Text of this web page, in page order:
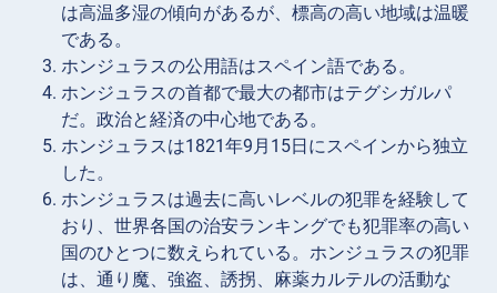
は高温多湿の傾向があるが、標高の高い地域は温暖
である。
ホンジュラスの公用語はスペイン語である。
ホンジュラスの首都で最大の都市はテグシガルパ
だ。政治と経済の中心地である。
ホンジュラスは1821年9月15日にスペインから独立
した。
ホンジュラスは過去に高いレベルの犯罪を経験して
おり、世界各国の治安ランキングでも犯罪率の高い
国のひとつに数えられている。ホンジュラスの犯罪
は、通り魔、強盗、誘拐、麻薬カルテルの活動な